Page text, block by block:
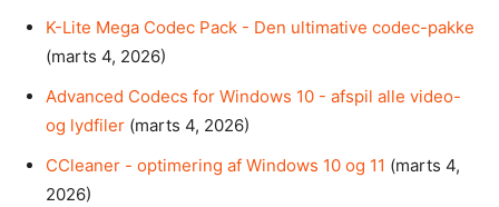
K-Lite Mega Codec Pack - Den ultimative codec-pakke
(marts 4, 2026)
Advanced Codecs for Windows 10 - afspil alle video-
og lydfiler (marts 4, 2026)
CCleaner - optimering af Windows 10 og 11 (marts 4,
2026)